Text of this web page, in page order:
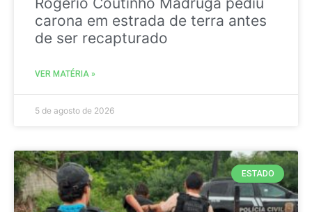
carona em estrada de terra antes
de ser recapturado
VER MATÉRIA »
5 de agosto de 2026
ESTADO